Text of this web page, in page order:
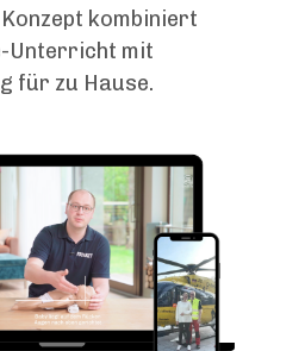
kombiniert
Unterricht mit
für zu Hause.